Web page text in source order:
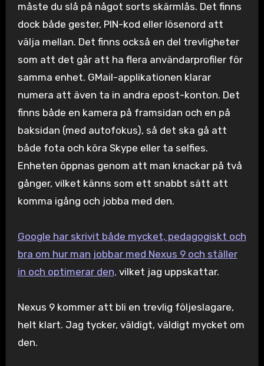
måste du slå på något sorts skärmlås. Det finns
dock både gester, PIN-kod eller lösenord att
välja mellan. Det finns också en del trevligheter
som att det går att ha flera användarprofiler för
samma enhet. GMail-applikationen klarar
numera att även ta in andra epost-konton. Det
finns både en kamera på framsidan och en på
baksidan (med autofokus), så det ska gå att
både fota och köra Skype eller ta selfies.
Enheten öppnas genom att man knackar på två
gånger, vilket känns som ett snabbt sätt att
komma igång och jobba med den.
Google har skrivit både mycket, pedagogiskt och
bra om hur man jobbar med Nexus 9 och ställer
in och optimerar den, vilket jag uppskattar.
Nexus 9 kommer att bli en trevlig följeslagare,
helt klart. Jag tycker, väldigt, väldigt mycket om
den.